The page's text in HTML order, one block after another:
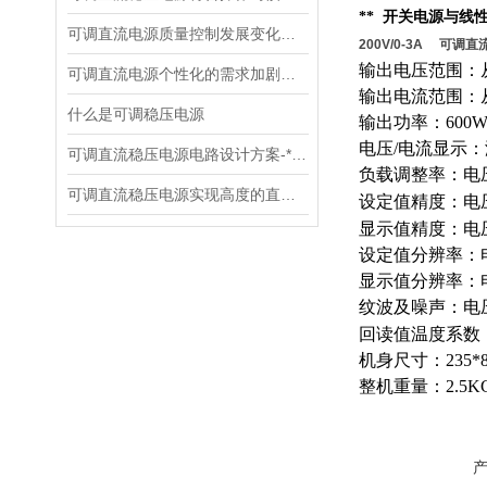
什么是可调稳压电源
** 开关电源与线
200V/0-3A 可调直
输出电压范围：
输出电流范围：
输出功率：600W
电压/电流显示
负载调整率：电
设定值精度：电
显示值精度：电
设定值分辨率：
显示值分辨率：
纹波及噪声：电
回读值温度系数
机身尺寸：
整机重量：